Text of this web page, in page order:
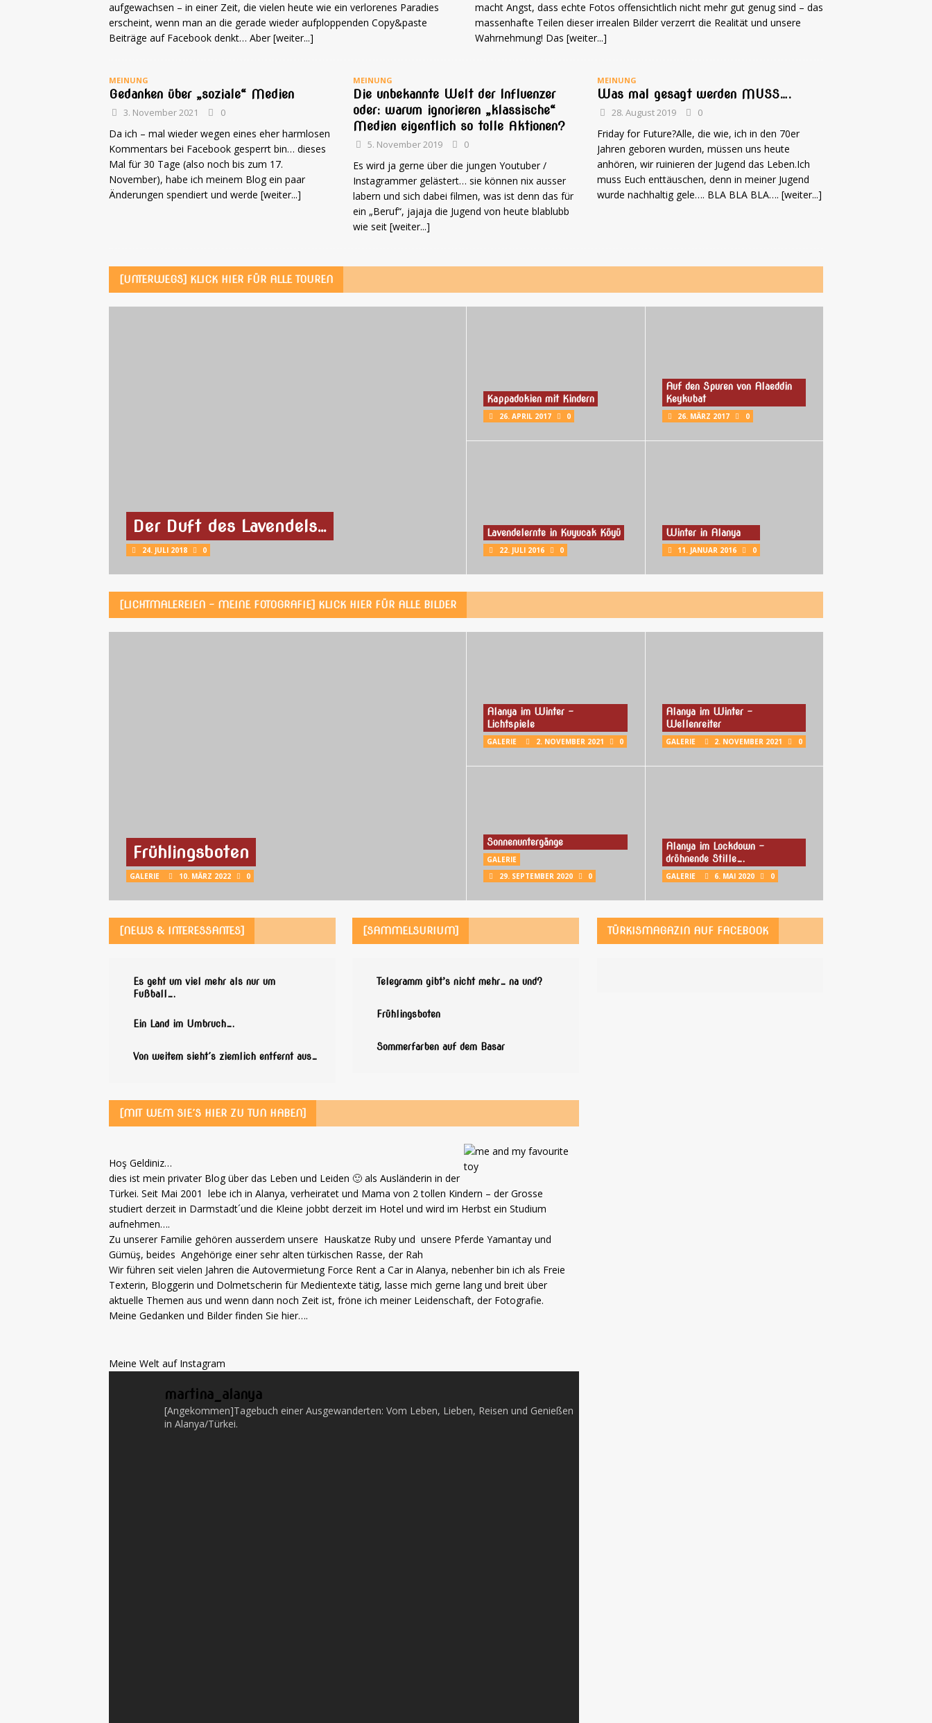
aufgewachsen – in einer Zeit, die vielen heute wie ein verlorenes Paradies
erscheint, wenn man an die gerade wieder aufploppenden Copy&paste
Beiträge auf Facebook denkt… Aber[weiter...]
macht Angst, dass echte Fotos offensichtlich nicht mehr gut genug sind – das
massenhafte Teilen dieser irrealen Bilder verzerrt die Realität und unsere
Wahrnehmung! Das [weiter...]
MEINUNG
Gedanken über „soziale“ Medien
3. November 2021 0
Da ich – mal wieder wegen eines eher harmlosen
Kommentars bei Facebook gesperrt bin… dieses
Mal für 30 Tage (also noch bis zum 17.
November), habe ich meinem Blog ein paar
Änderungen spendiert und werde [weiter...]
MEINUNG
Die unbekannte Welt der Influenzer
oder: warum ignorieren „klassische“
Medien eigentlich so tolle Aktionen?
5. November 2019 0
Es wird ja gerne über die jungen Youtuber /
Instagrammer gelästert… sie können nix ausser
labern und sich dabei filmen, was ist denn das für
ein „Beruf“, jajaja die Jugend von heute blablubb
wie seit [weiter...]
MEINUNG
Was mal gesagt werden MUSS….
28. August 2019 0
Friday for Future?Alle, die wie, ich in den 70er
Jahren geboren wurden, müssen uns heute
anhören, wir ruinieren der Jugend das Leben.Ich
muss Euch enttäuschen, denn in meiner Jugend
wurde nachhaltig gele…. BLA BLA BLA…. [weiter...]
[UNTERWEGS] KLICK HIER FÜR ALLE TOUREN
Der Duft des Lavendels…
24. JULI 2018 0
Kappadokien mit Kindern
26. APRIL 2017 0
Auf den Spuren von Alaeddin
Keykubat
26. MÄRZ 2017 0
Lavendelernte in Kuyucak Köyü
22. JULI 2016 0
Winter in Alanya
11. JANUAR 2016 0
[LICHTMALEREIEN – MEINE FOTOGRAFIE] KLICK HIER FÜR ALLE BILDER
Frühlingsboten
GALERIE 10. MÄRZ 2022 0
Alanya im Winter –
Lichtspiele
GALERIE 2. NOVEMBER 2021 0
Alanya im Winter –
Wellenreiter
GALERIE 2. NOVEMBER 2021 0
Sonnenuntergänge
GALERIE
29. SEPTEMBER 2020
0
Alanya im Lockdown –
dröhnende Stille….
GALERIE 6. MAI 2020 0
[NEWS & INTERESSANTES]
Es geht um viel mehr als nur um
Fußball….
Ein Land im Umbruch….
Von weitem sieht´s ziemlich entfernt aus…
[SAMMELSURIUM]
Telegramm gibt’s nicht mehr… na und?
Frühlingsboten
Sommerfarben auf dem Basar
[MIT WEM SIE´S HIER ZU TUN HABEN]
Hoş Geldiniz…
dies ist mein privater Blog über das Leben und Leiden 🙂 als Ausländerin in der
Türkei. Seit Mai 2001 lebe ich in Alanya, verheiratet und Mama von 2 tollen Kindern – der Grosse
studiert derzeit in Darmstadt´und die Kleine jobbt derzeit im Hotel und wird im Herbst ein Studium
aufnehmen….
Zu unserer Familie gehören ausserdem unsere Hauskatze Ruby und unsere Pferde Yamantay und
Gümüş, beides Angehörige einer sehr alten türkischen Rasse, der Rah
Wir führen seit vielen Jahren die Autovermietung Force Rent a Car in Alanya, nebenher bin ich als Freie
Texterin, Bloggerin und Dolmetscherin für Medientexte tätig, lasse mich gerne lang und breit über
aktuelle Themen aus und wenn dann noch Zeit ist, fröne ich meiner Leidenschaft, der Fotografie.
Meine Gedanken und Bilder finden Sie hier….
Meine Welt auf Instagram
martina_alanya
[Angekommen]Tagebuch einer Ausgewanderten: Vom Leben, Lieben, Reisen und Genießen
in Alanya/Türkei.
TÜRKISMAGAZIN AUF FACEBOOK